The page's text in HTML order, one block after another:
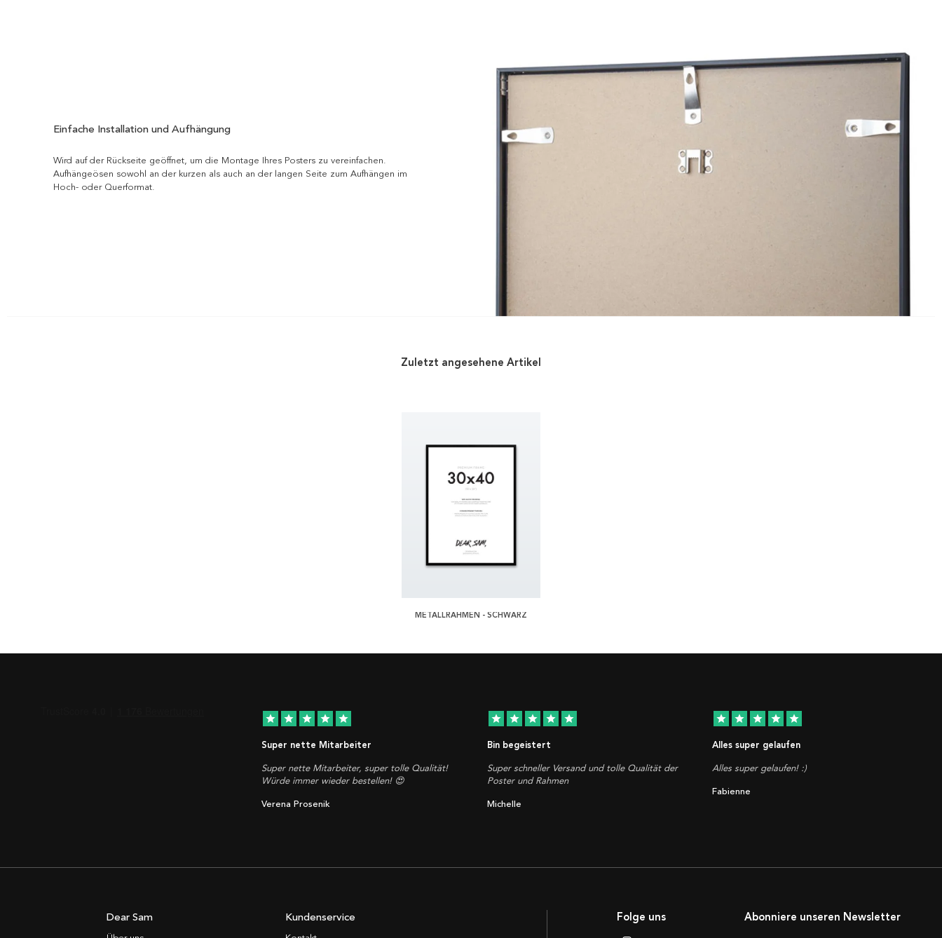
Einfache Installation und Aufhängung
Wird auf der Rückseite geöffnet, um die Montage Ihres Posters zu vereinfachen.
Aufhängeösen sowohl an der kurzen als auch an der langen Seite zum Aufhängen im
Hoch- oder Querformat.
Zuletzt angesehene Artikel
METALLRAHMEN - SCHWARZ
star star star star star
Super nette Mitarbeiter
Super nette Mitarbeiter, super tolle Qualität!
Würde immer wieder bestellen! 😍
Verena Prosenik
star star star star star
Bin begeistert
Super schneller Versand und tolle Qualität der
Poster und Rahmen
Michelle
star star star star star
Alles super gelaufen
Alles super gelaufen! :)
Fabienne
Abonniere unseren Newsletter
Folge uns
Dear Sam Kundenservice